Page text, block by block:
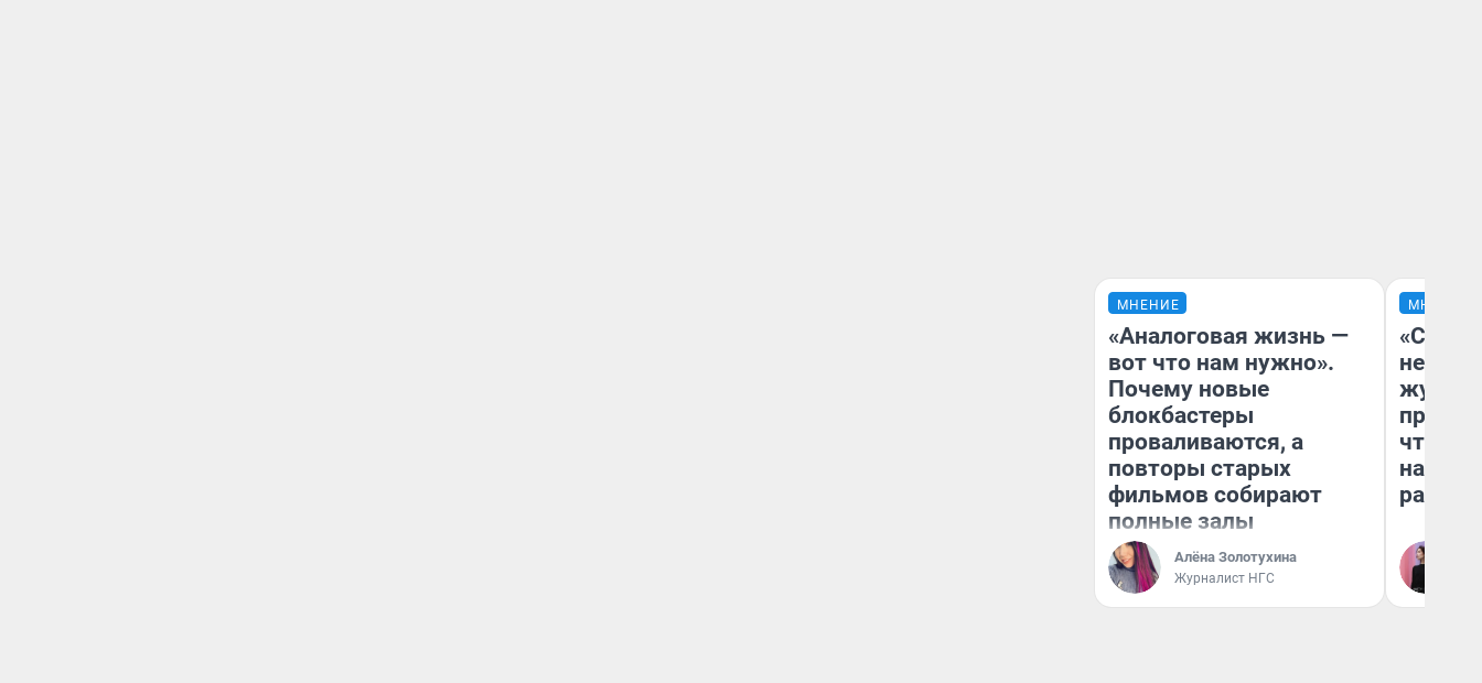
МНЕНИЕ
«Аналоговая жизнь —
вот что нам нужно».
Почему новые
блокбастеры
проваливаются, а
повторы старых
фильмов собирают
полные залы
Алёна Золотухина
Журналист НГС
МНЕНИЕ
чтобы
на что
ради